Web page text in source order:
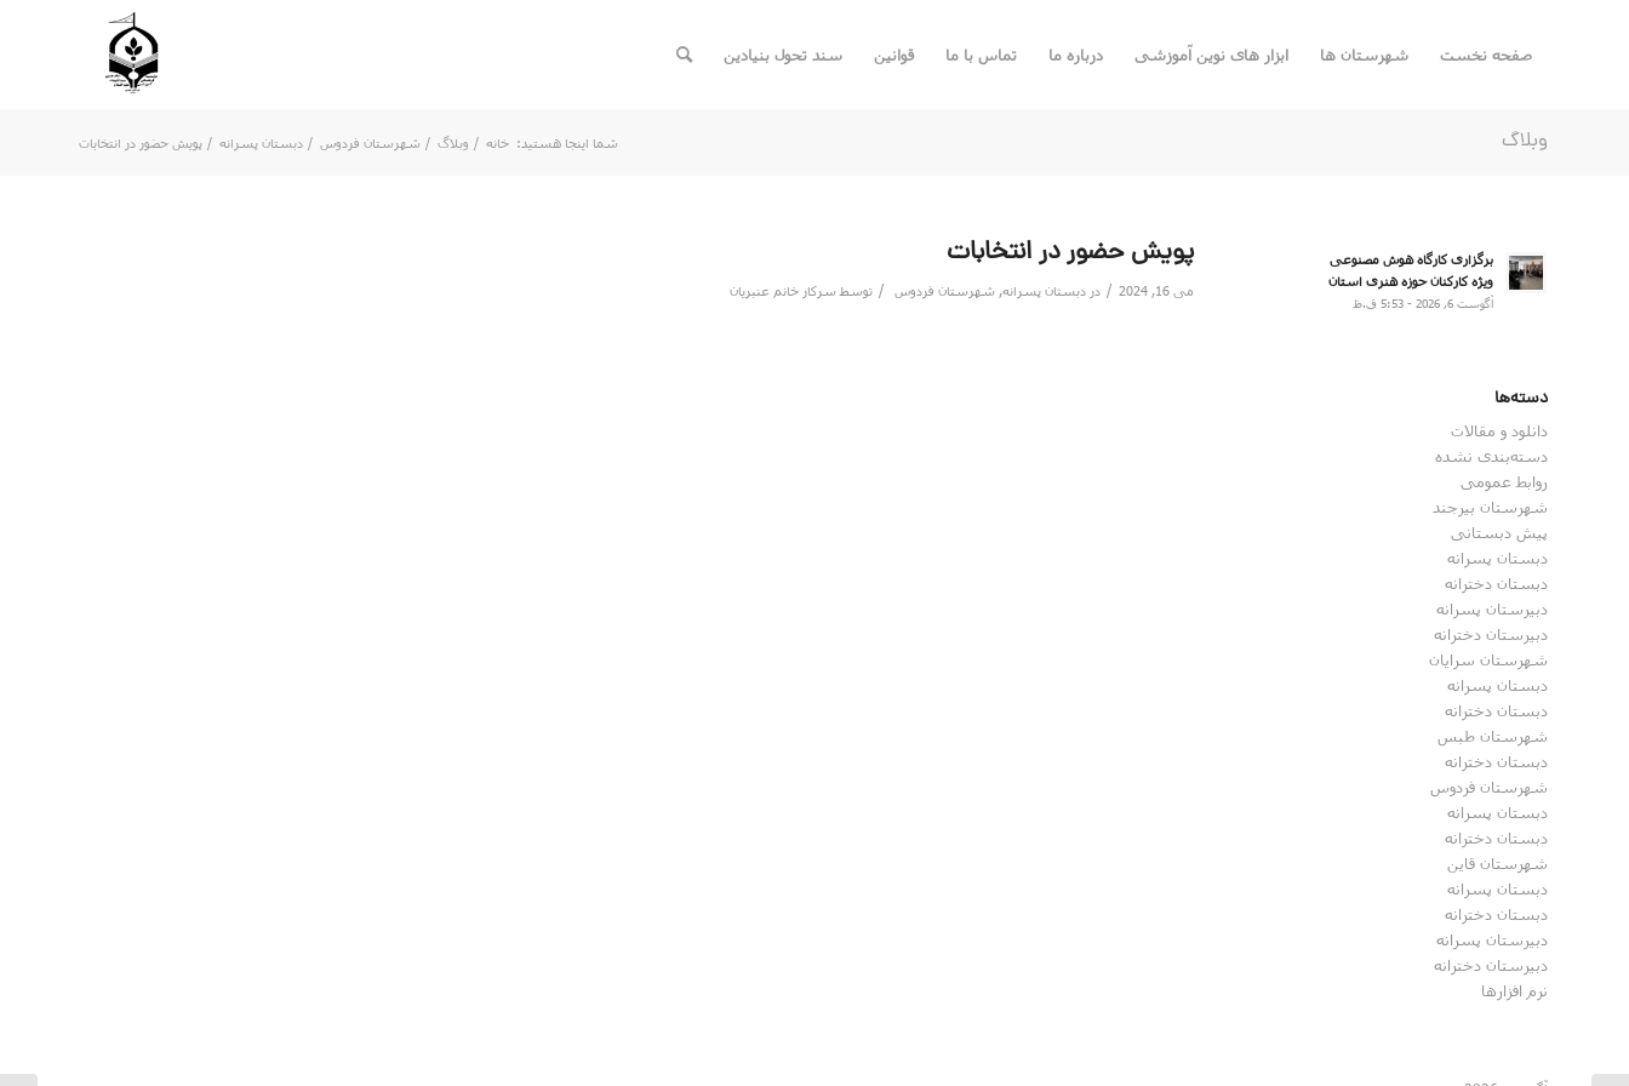
صفحه نخست شهرستان ها ابزار های نوین آموزشی درباره ما تماس با ما قوانین سند تحول بنیادین
وبلاگ شما اینجا هستید: خانه / وبلاگ / شهرستان فردوس / دبستان پسرانه / پویش حضور در انتخابات
پویش حضور در انتخابات
می 16, 2024 / در دبستان پسرانه, شهرستان فردوس / توسط سرکار خانم عنبریان
برگزاری کارگاه هوش مصنوعی
ویژه کارکنان حوزه هنری استان
آگوست 6, 2026 - 5:53 ق.ظ
دسته‌ها
دانلود و مقالات
دسته‌بندی نشده
روابط عمومی
شهرستان بیرجند
پیش دبستانی
دبستان پسرانه
دبستان دخترانه
دبیرستان پسرانه
دبیرستان دخترانه
شهرستان سرایان
دبستان پسرانه
دبستان دخترانه
شهرستان طبس
دبستان دخترانه
شهرستان فردوس
دبستان پسرانه
دبستان دخترانه
شهرستان قاین
دبستان پسرانه
دبستان دخترانه
دبیرستان پسرانه
دبیرستان دخترانه
نرم افزارها